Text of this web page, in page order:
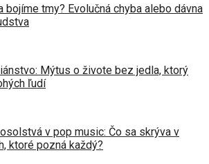
bojíme tmy? Evolučná chyba alebo dávna
Mýtus o živote bez jedla, ktorý
ľudí
v pop music: Čo sa skrýva v
ktoré pozná každý?